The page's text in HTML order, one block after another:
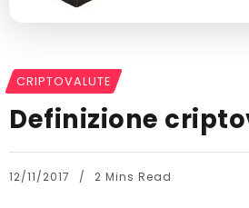
CRIPTOVALUTE
Definizione
12/11/2017 2 Mins Read